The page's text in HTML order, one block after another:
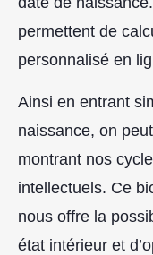
permettent de
personnalisé en
Ainsi en entrant
naissance, on
montrant nos
intellectuels. Ce
nous offre la
état intérieur et